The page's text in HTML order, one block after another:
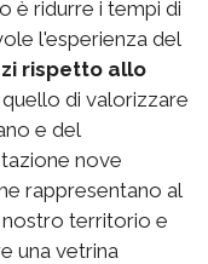
è ridurre i tempi di
l'esperienza del
rispetto allo
di valorizzare
e del
nove
rappresentano al
nostro territorio e
una vetrina